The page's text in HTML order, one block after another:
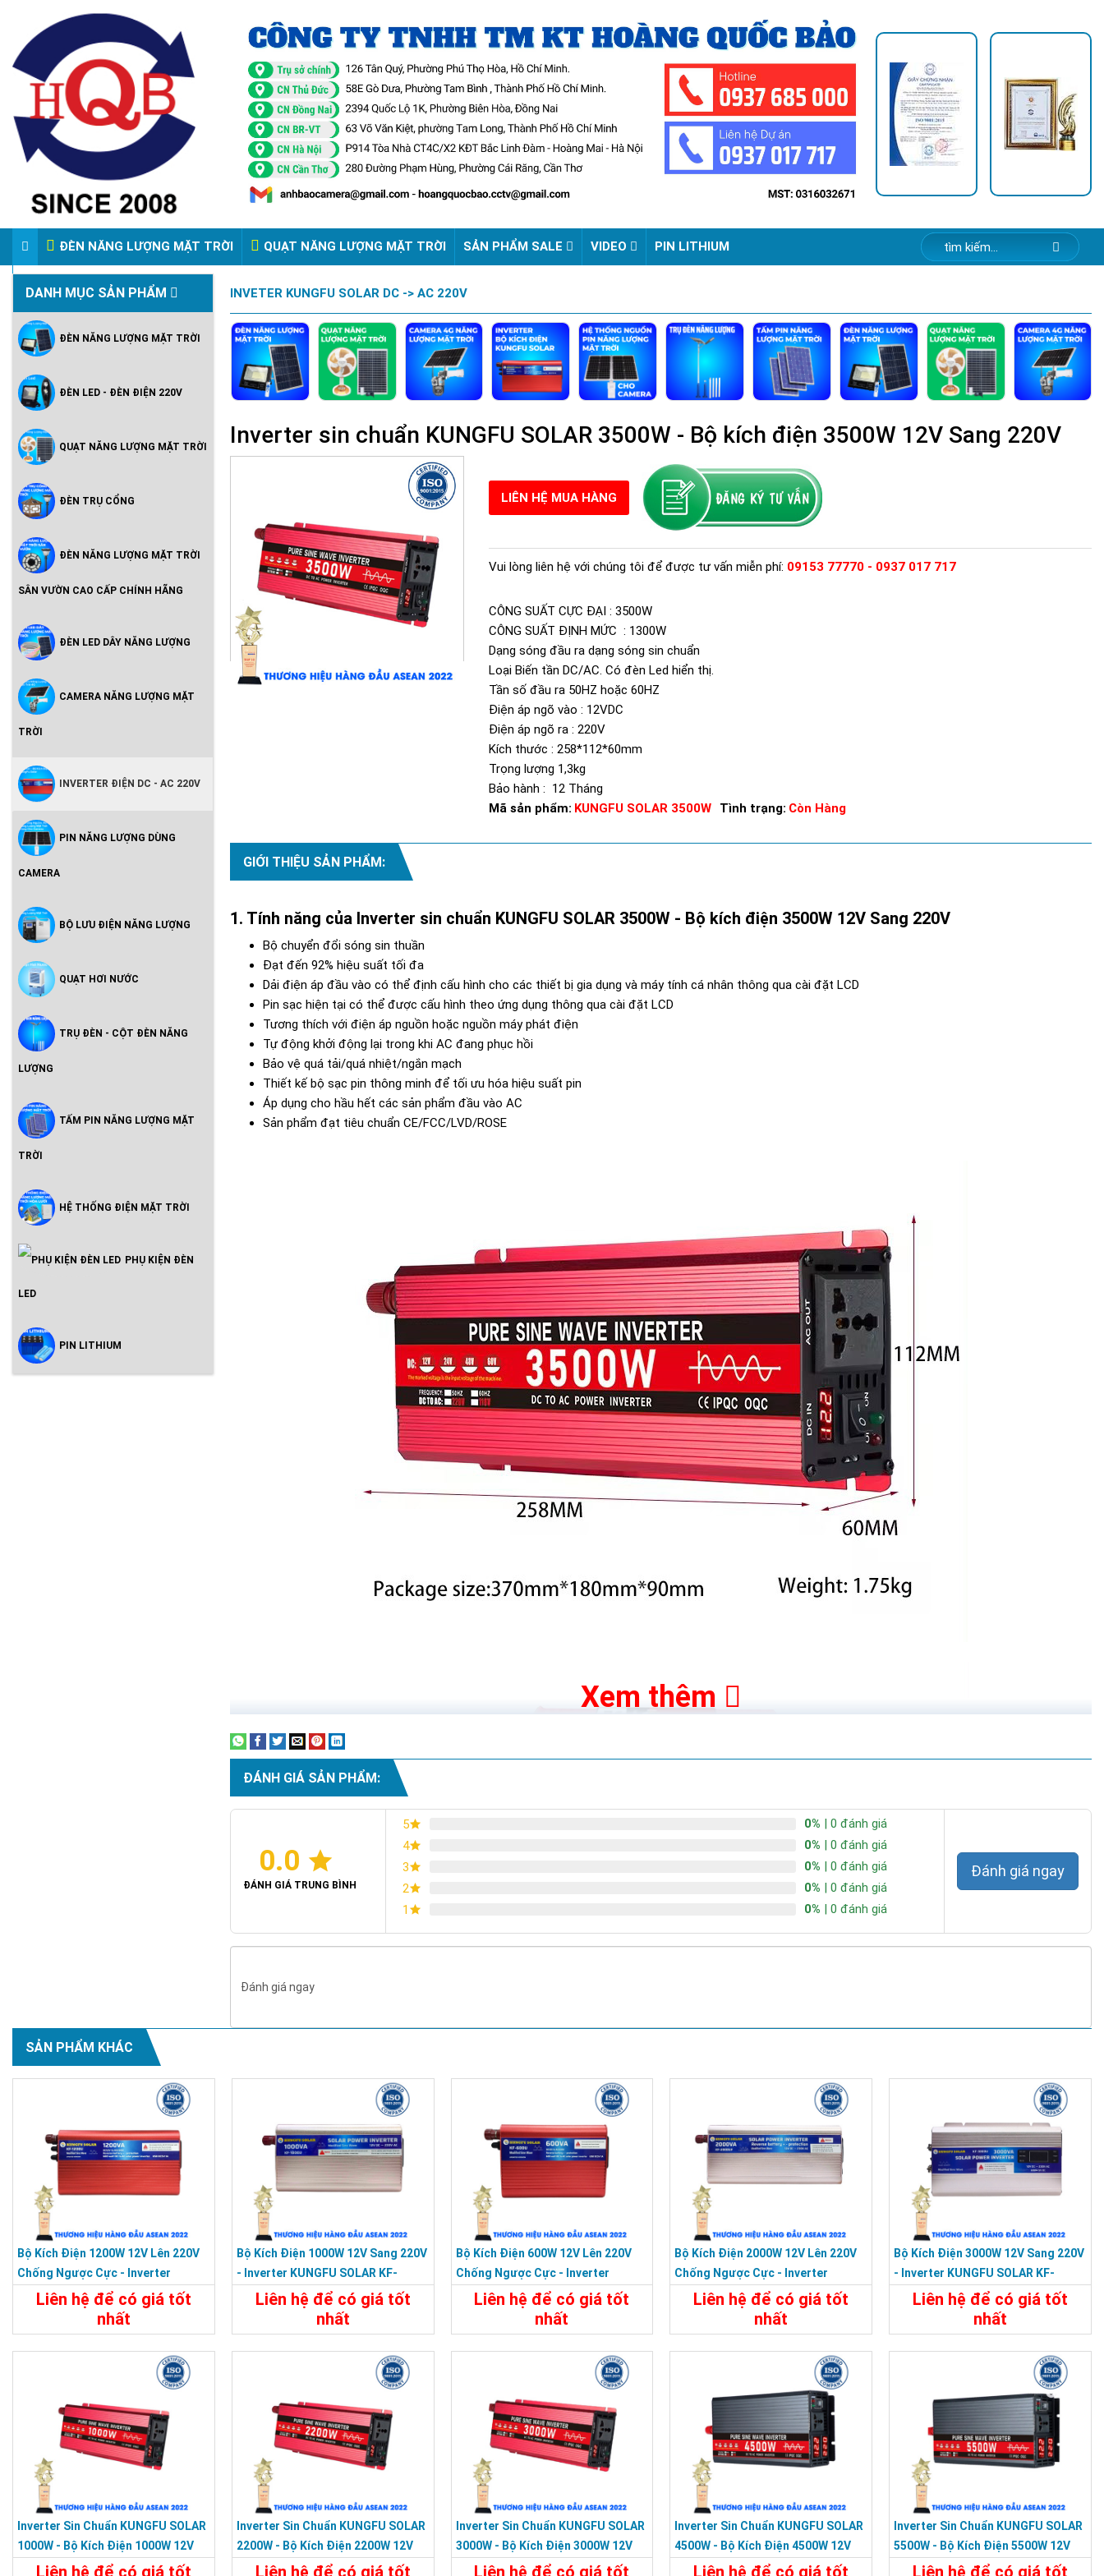
ĐÈN NĂNG LƯỢNG MẶT TRỜI QUẠT NĂNG LƯỢNG MẶT TRỜI SẢN PHẨM SALE VIDEO PIN LITHIUM
VIDEO ĐÈN PHA ĐIỆN 220V
DANH MỤC SẢN PHẨM
ĐÈN NĂNG LƯỢNG MẶT TRỜI
Vườn Cao Cấp Chính Hãng
ĐÈN LED - ĐÈN ĐIỆN 220V
Hoàng Quốc Bảo - Độ Sáng Cao,
QUẠT NĂNG LƯỢNG MẶT TRỜI
ĐÈN TRỤ CỔNG
ĐÈN NĂNG LƯỢNG MẶT TRỜI
SÂN VƯỜN CAO CẤP CHÍNH HÃNG
ĐÈN LED DÂY NĂNG LƯỢNG
CAMERA NĂNG LƯỢNG MẶT
TRỜI
INVERTER ĐIỆN DC - AC 220V
PIN NĂNG LƯỢNG DÙNG
CAMERA
BỘ LƯU ĐIỆN NĂNG LƯỢNG
QUẠT HƠI NƯỚC
TRỤ ĐÈN - CỘT ĐÈN NĂNG
LƯỢNG
TẤM PIN NĂNG LƯỢNG MẶT
TRỜI
HỆ THỐNG ĐIỆN MẶT TRỜI
Inveter Hòa Lưới Có Lưu Trữ -
PHỤ KIỆN ĐÈN
LED
PIN LITHIUM
INVETER KUNGFU SOLAR DC -> AC 220V
Inverter sin chuẩn KUNGFU SOLAR 3500W - Bộ kích điện 3500W 12V Sang 220V
LIÊN HỆ MUA HÀNG
Vui lòng liên hệ với chúng tôi để được tư vấn miễn phí: 09153 77770 - 0937 017 717
CÔNG SUẤT CỰC ĐẠI : 3500W
CÔNG SUẤT ĐỊNH MỨC : 1300W
Dạng sóng đầu ra dạng sóng sin chuẩn
Loại Biến tần DC/AC. Có đèn Led hiển thị.
Tần số đầu ra 50HZ hoặc 60HZ
Điện áp ngõ vào : 12VDC
Điện áp ngõ ra : 220V
Kích thước : 258*112*60mm
Trọng lượng 1,3kg
Bảo hành : 12 Tháng
Mã sản phẩm: KUNGFU SOLAR 3500W Tình trạng: Còn Hàng
GIỚI THIỆU SẢN PHẨM:
Tính năng của Inverter sin chuẩn KUNGFU SOLAR 3500W - Bộ kích điện 3500W 12V Sang 220V
Bộ chuyển đổi sóng sin thuần
Đạt đến 92% hiệu suất tối đa
Dải điện áp đầu vào có thể định cấu hình cho các thiết bị gia dụng và máy tính cá nhân thông qua cài đặt LCD
Pin sạc hiện tại có thể được cấu hình theo ứng dụng thông qua cài đặt LCD
Tương thích với điện áp nguồn hoặc nguồn máy phát điện
Tự động khởi động lại trong khi AC đang phục hồi
Bảo vệ quá tải/quá nhiệt/ngắn mạch
Thiết kế bộ sạc pin thông minh để tối ưu hóa hiệu suất pin
Áp dụng cho hầu hết các sản phẩm đầu vào AC
Sản phẩm đạt tiêu chuẩn CE/FCC/LVD/ROSE
Xem thêm
ĐÁNH GIÁ SẢN PHẨM:
0.0
ĐÁNH GIÁ TRUNG BÌNH
5 0% | 0 đánh giá
4
0% | 0 đánh giá
3
0% | 0 đánh giá
2
0% | 0 đánh giá
1
0% | 0 đánh giá
Đánh giá ngay
Đánh giá ngay
SẢN PHẨM KHÁC
Bộ Kích Điện 1200W 12V Lên 220V
Chống Ngược Cực - Inverter
KUNGFU SOLAR KF-1200U
Liên hệ để có giá tốt
nhất
Bộ Kích Điện 1000W 12V Sang 220V
- Inverter KUNGFU SOLAR KF-
1000ULiên hệ để có giá tốt
nhất
Bộ Kích Điện 600W 12V Lên 220V
Chống Ngược Cực - Inverter
KUNGFU SOLAR KF-600U
Liên hệ để có giá tốt
nhất
Bộ Kích Điện 2000W 12V Lên 220V
Chống Ngược Cực - Inverter
KUNGFU SOLAR KF-2000UF
Liên hệ để có giá tốt
nhất
Bộ Kích Điện 3000W 12V Sang 220V
- Inverter KUNGFU SOLAR KF-
3000ULiên hệ để có giá tốt
nhất
Inverter Sin Chuẩn KUNGFU SOLAR
1000W - Bộ Kích Điện 1000W 12V
Lên 220V
Liên hệ để có giá tốt
Inverter Sin Chuẩn KUNGFU SOLAR
2200W - Bộ Kích Điện 2200W 12V
Sang 220V
Liên hệ để có giá tốt
Inverter Sin Chuẩn KUNGFU SOLAR
3000W - Bộ Kích Điện 3000W 12V
Sang 220V
Liên hệ để có giá tốt
Inverter Sin Chuẩn KUNGFU SOLAR
4500W - Bộ Kích Điện 4500W 12V
Sang 220V
Liên hệ để có giá tốt
Inverter Sin Chuẩn KUNGFU SOLAR
5500W - Bộ Kích Điện 5500W 12V
Sang 220V
Liên hệ để có giá tốt